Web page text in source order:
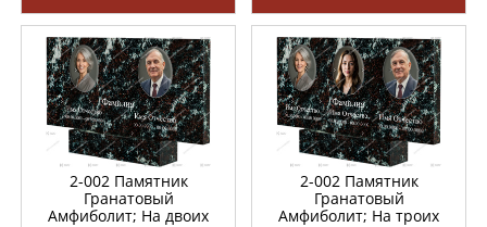
2-002 Памятник
Гранатовый
Амфиболит; На двоих
2-002 Памятник
Гранатовый
Амфиболит; На троих